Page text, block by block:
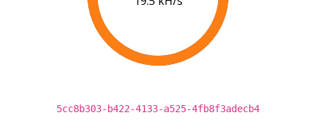
5cc8b303-b422-4133-a525-4fb8f3adecb4